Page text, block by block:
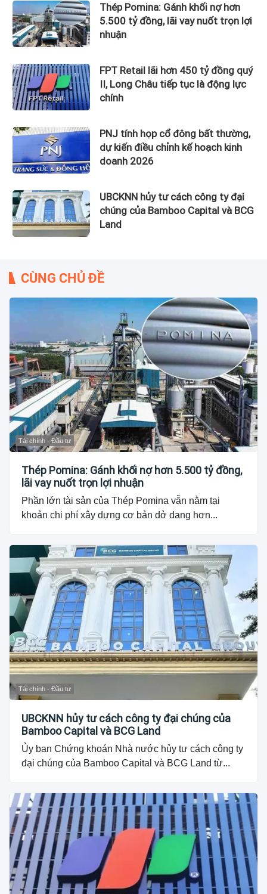
Thép Pomina: Gánh khối nợ hơn
5.500 tỷ đồng, lãi vay nuốt trọn lợi
nhuận
FPT Retail lãi hơn 450 tỷ đồng quý
II, Long Châu tiếp tục là động lực
chính
PNJ tính họp cổ đông bất thường,
dự kiến điều chỉnh kế hoạch kinh
doanh 2026
UBCKNN hủy tư cách công ty đại
chúng của Bamboo Capital và BCG
Land
CÙNG CHỦ ĐỀ
Tài chính - Đầu tư
Thép Pomina: Gánh khối nợ hơn 5.500 tỷ đồng,
lãi vay nuốt trọn lợi nhuận
Phần lớn tài sản của Thép Pomina vẫn nằm tại
khoản chi phí xây dựng cơ bản dở dang hơn...
Tài chính - Đầu tư
UBCKNN hủy tư cách công ty đại chúng của
Bamboo Capital và BCG Land
Ủy ban Chứng khoán Nhà nước hủy tư cách công ty
đại chúng của Bamboo Capital và BCG Land từ...